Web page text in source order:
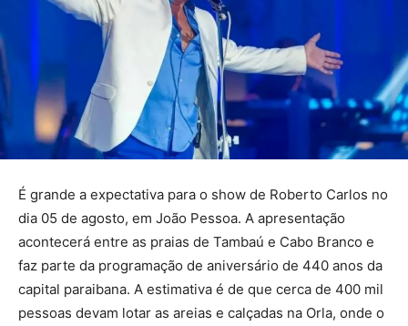
É grande a expectativa para o show de Roberto Carlos no
dia 05 de agosto, em João Pessoa. A apresentação
acontecerá entre as praias de Tambaú e Cabo Branco e
faz parte da programação de aniversário de 440 anos da
capital paraibana. A estimativa é de que cerca de 400 mil
pessoas devam lotar as areias e calçadas na Orla, onde o